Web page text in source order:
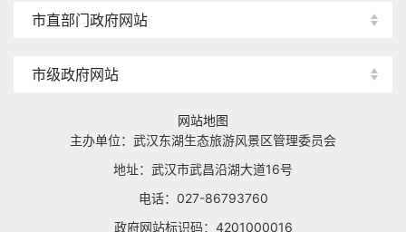
市直部门政府网站
市级政府网站
网站地图
主办单位：武汉东湖生态旅游风景区管理委员会
地址：武汉市武昌沿湖大道16号
电话：027-86793760
政府网站标识码：4201000016